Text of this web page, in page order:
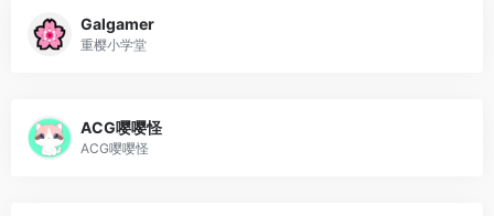
Galgamer
重樱小学堂
ACG嘤嘤怪
ACG嘤嘤怪